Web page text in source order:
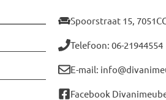
Spoorstraat 15,
Telefoon: 06-21944554
E-mail:
Facebook